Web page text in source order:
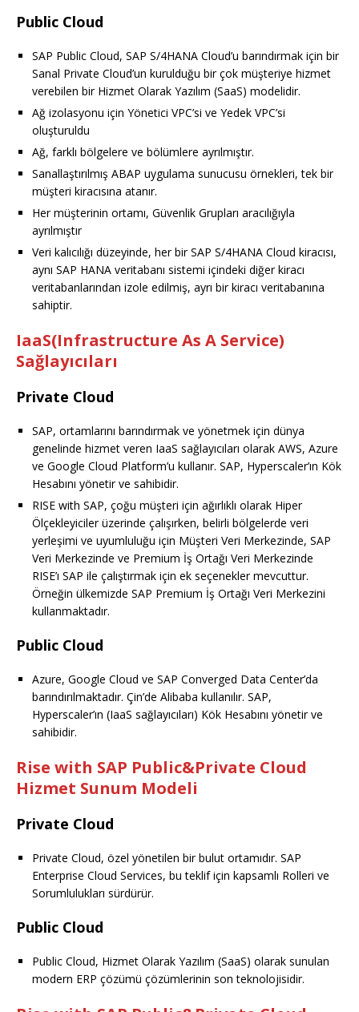
Public Cloud
SAP Public Cloud, SAP S/4HANA Cloud’u barındırmak için bir
Sanal Private Cloud’un kurulduğu bir çok müşteriye hizmet
verebilen bir Hizmet Olarak Yazılım (SaaS) modelidir.
Ağ izolasyonu için Yönetici VPC’si ve Yedek VPC’si
oluşturuldu
Ağ, farklı bölgelere ve bölümlere ayrılmıştır.
Sanallaştırılmış ABAP uygulama sunucusu örnekleri, tek bir
müşteri kiracısına atanır.
Her müşterinin ortamı, Güvenlik Grupları aracılığıyla
ayrılmıştır
Veri kalıcılığı düzeyinde, her bir SAP S/4HANA Cloud kiracısı,
aynı SAP HANA veritabanı sistemi içindeki diğer kiracı
veritabanlarından izole edilmiş, ayrı bir kiracı veritabanına
sahiptir.
IaaS(Infrastructure As A Service)
Sağlayıcıları
Private Cloud
SAP, ortamlarını barındırmak ve yönetmek için dünya
genelinde hizmet veren IaaS sağlayıcıları olarak AWS, Azure
ve Google Cloud Platform’u kullanır. SAP, Hyperscaler’ın Kök
Hesabını yönetir ve sahibidir.
RISE with SAP, çoğu müşteri için ağırlıklı olarak Hiper
Ölçekleyiciler üzerinde çalışırken, belirli bölgelerde veri
yerleşimi ve uyumluluğu için Müşteri Veri Merkezinde, SAP
Veri Merkezinde ve Premium İş Ortağı Veri Merkezinde
RISE’ı SAP ile çalıştırmak için ek seçenekler mevcuttur.
Örneğin ülkemizde SAP Premium İş Ortağı Veri Merkezini
kullanmaktadır.
Public Cloud
Azure, Google Cloud ve SAP Converged Data Center’da
barındırılmaktadır. Çin’de Alibaba kullanılır. SAP,
Hyperscaler’ın (IaaS sağlayıcıları) Kök Hesabını yönetir ve
sahibidir.
Rise with SAP Public&Private Cloud
Hizmet Sunum Modeli
Private Cloud
Private Cloud, özel yönetilen bir bulut ortamıdır. SAP
Enterprise Cloud Services, bu teklif için kapsamlı Rolleri ve
Sorumlulukları sürdürür.
Public Cloud
Public Cloud, Hizmet Olarak Yazılım (SaaS) olarak sunulan
modern ERP çözümü çözümlerinin son teknolojisidir.